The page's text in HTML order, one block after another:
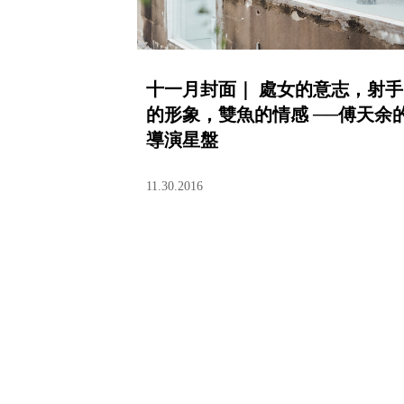
十一月封面｜ 處女的意志，射手
的形象，雙魚的情感 ──傅天余
導演星盤
11.30.2016